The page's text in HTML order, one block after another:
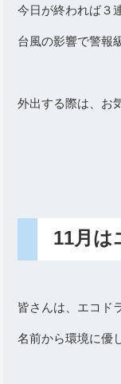
今日が終われば３
台風の影響で警報
外出する際は、お
11月は
皆さんは、エコド
名前から環境に優